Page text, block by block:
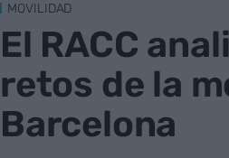
MOVILIDAD
El RACC
retos de la
Barcelona